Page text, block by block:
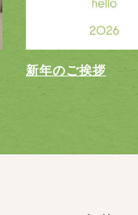
新年のご挨拶